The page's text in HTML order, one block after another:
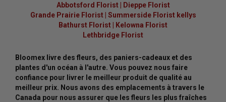
Abbotsford Florist| Dieppe Florist
Grande Prairie Florist| Summerside Florist kellys
Bathurst Florist | Kelowna Florist
Lethbridge Florist
Bloomex livre des fleurs, des paniers-cadeaux et des
plantes d'un océan à l'autre. Vous pouvez nous faire
confiance pour livrer le meilleur produit de qualité au
meilleur prix. Nous avons des emplacements à travers le
Canada pour nous assurer que les fleurs les plus fraîches